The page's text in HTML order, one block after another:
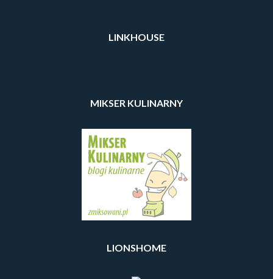
LINKHOUSE
MIKSER KULINARNY
LIONSHOME